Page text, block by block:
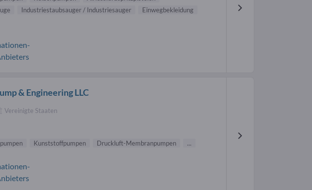
Industriestaubsauger / Industriesauger
Einwegbekleidung
& Engineering LLC
Vereinigte Staaten
Kunststoffpumpen Druckluft-Membranpumpen ...